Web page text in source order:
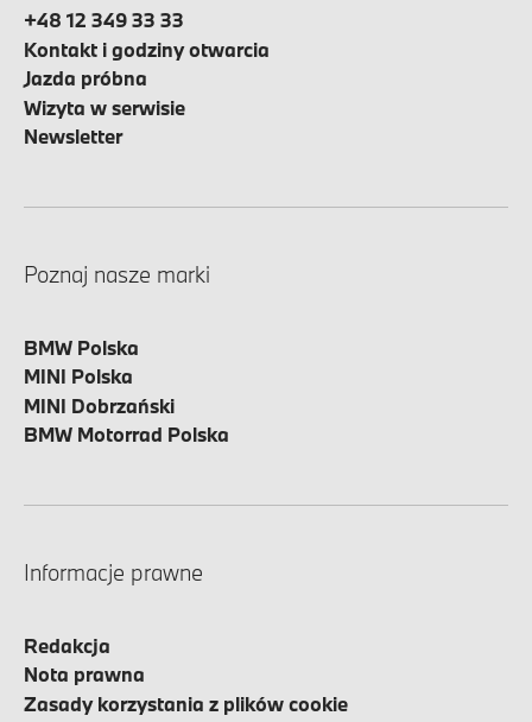
+48 12 349 33 33
Kontakt i godziny otwarcia
Jazda próbna
Wizyta w serwisie
Newsletter
Poznaj nasze marki
BMW Polska
MINI Polska
MINI Dobrzański
BMW Motorrad Polska
Informacje prawne
Redakcja
Nota prawna
Zasady korzystania z plików cookie